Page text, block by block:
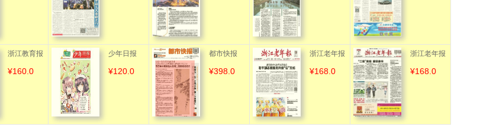
浙江教育报
¥160.0
少年日报
¥120.0
都市快报
¥398.0
浙江老年报
¥168.0
浙江老年报
¥168.0